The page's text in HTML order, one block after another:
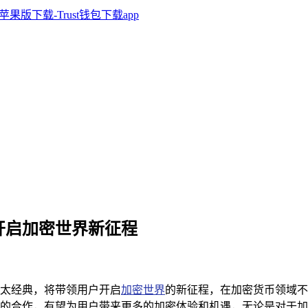
加密世界新征程
经典，将带领用户开启加密世界的新征程，在加密货币领域